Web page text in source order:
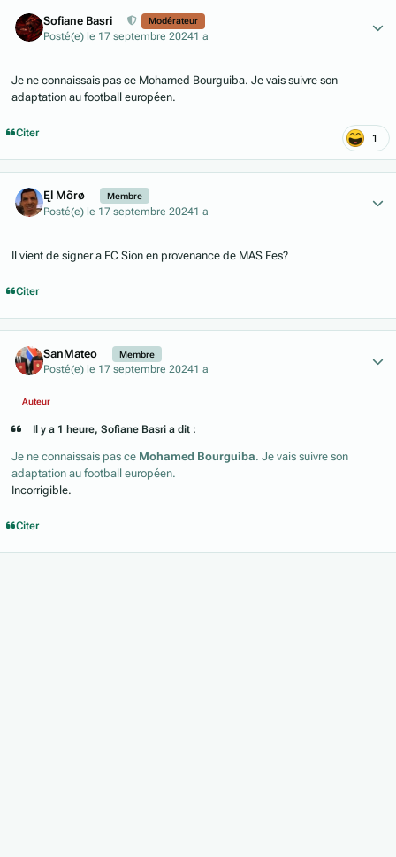
Sofiane Basri Modérateur
Posté(e) le 17 septembre 20241 a
Je ne connaissais pas ce Mohamed Bourguiba. Je vais suivre son
adaptation au football européen.
Citer 1
Ęl Mõrø Membre
Posté(e) le 17 septembre 20241 a
Il vient de signer a FC Sion en provenance de MAS Fes?
Citer
SanMateo Membre
Posté(e) le 17 septembre 20241 a
Auteur
Il y a 1 heure, Sofiane Basri a dit :
Je ne connaissais pas ce Mohamed Bourguiba. Je vais suivre son
adaptation au football européen.
Incorrigible.
Citer